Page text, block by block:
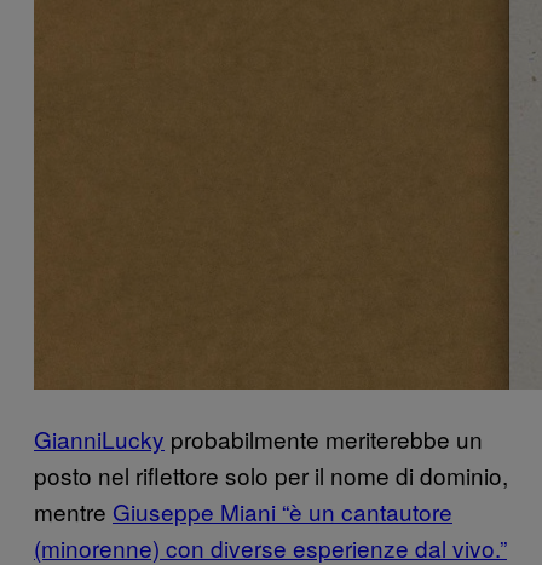
GianniLucky probabilmente meriterebbe un
posto nel riflettore solo per il nome di dominio,
mentre Giuseppe Miani “è un cantautore
(minorenne) con diverse esperienze dal vivo.”